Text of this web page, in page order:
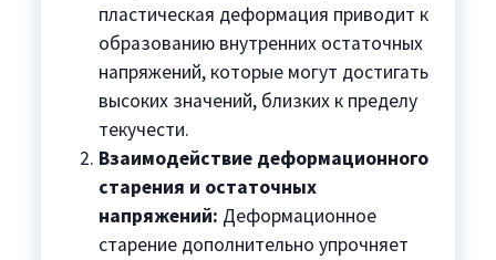
пластическая деформация приводит к
образованию внутренних остаточных
напряжений, которые могут достигать
высоких значений, близких к пределу
текучести.
Взаимодействие деформационного
старения и остаточных
напряжений: Деформационное
старение дополнительно упрочняет